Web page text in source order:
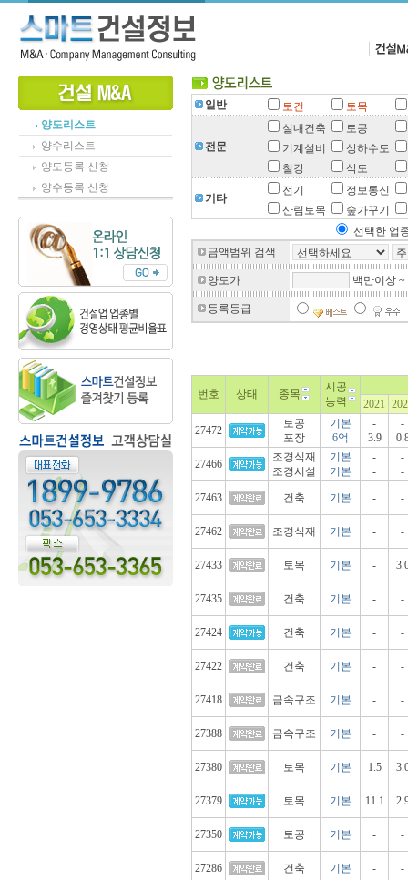
양도리스트
양수리스트
양도등록 신청
양수등록 신청
일반 토건 토목
전문
실내건축
토공
기계설비
상하수도
철강
삭도
기타
전기
정보통신
산림토목
숲가꾸기
선택한 업
금액범위 검색
양도가 백만이상 ~
등록등급
번호 상태 종목
시공
능력
2021
27472
토공
포장
기본
6억
-
3.9
-
27466
조경식재
조경시설
기본
기본
-
-
-
-
27463 건축 기본 - -
27462 조경식재 기본 - -
27433 토목 기본 -
27435 건축 기본 - -
27424 건축 기본 - -
27422 건축 기본 - -
27418 금속구조 기본 - -
27388 금속구조 기본 - -
27380 토목 기본 1.5
27379 토목 기본 11.1
27350 토공 기본 - -
27286 건축 기본 - -